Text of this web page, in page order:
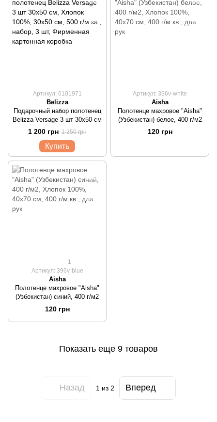
Артикул: 6101971
Belizza
Подарочный набор полотенец
Belizza Versage 3 шт 30х50 см
1 200 грн 1 250 грн
Купить
Артикул: 396v-white
Aisha
Полотенце махровое "Aisha"
(Узбекистан) белое, 400 г/м2
120 грн
1
Артикул: 396v-blue
Aisha
Полотенце махровое "Aisha"
(Узбекистан) синий, 400 г/м2
120 грн
Показать еще 9 товаров
Назад 1 из 2 Вперед